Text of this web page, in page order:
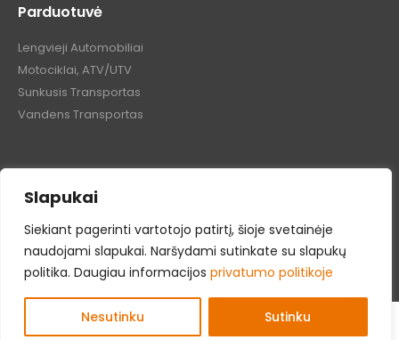
Slapukai
Siekiant pagerinti vartotojo patirtį, šioje svetainėje
naudojami slapukai. Naršydami sutinkate su slapukų
politika. Daugiau informacijos privatumo politikoje
Nesutinku Sutinku
Parduotuvė
Lengvieji Automobiliai
Motociklai, ATV/UTV
Sunkusis Transportas
Vandens Transportas
Tepalų Bazė © 2024 Visos teisės saugomos